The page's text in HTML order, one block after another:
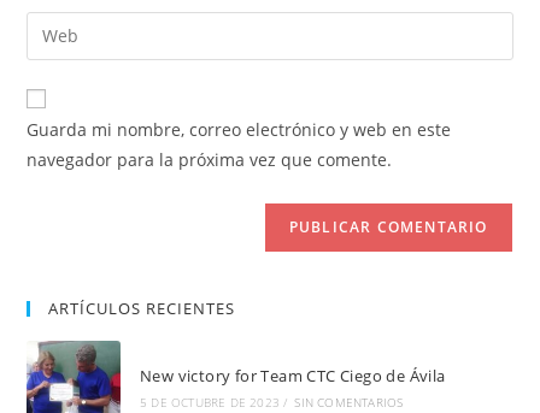
de
usuario
para
comentar
dirección
de
electrónico
para
comentar
Introduce
la
URL
de
Guarda mi nombre, correo electrónico y web en este
navegador para la próxima vez que comente.
ARTÍCULOS RECIENTES
New victory for Team CTC Ciego de Ávila
5 DE OCTUBRE DE 2023 / SIN COMENTARIOS